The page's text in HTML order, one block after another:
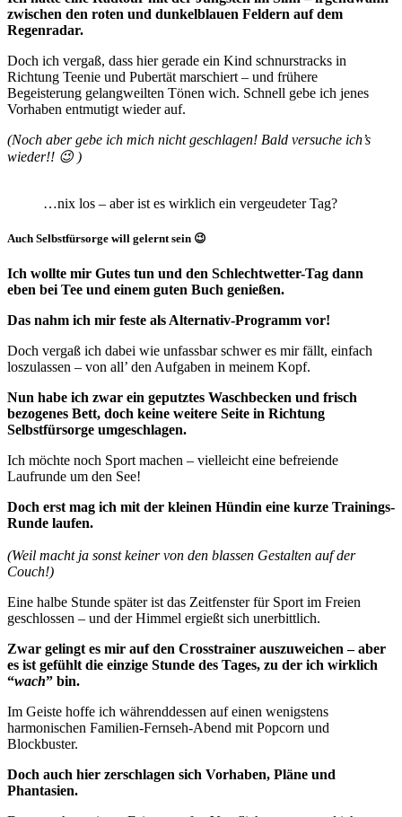
zwischen den roten und dunkelblauen Feldern auf dem
Regenradar.
Doch ich vergaß, dass hier gerade ein Kind schnurstracks in
Richtung Teenie und Pubertät marschiert – und frühere
Begeisterung gelangweilten Tönen wich. Schnell gebe ich jenes
Vorhaben entmutigt wieder auf.
(Noch aber gebe ich mich nicht geschlagen! Bald versuche ich’s
wieder!! 😉 )
…nix los – aber ist es wirklich ein vergeudeter Tag?
Auch Selbstfürsorge will gelernt sein 😉
Ich wollte mir Gutes tun und den Schlechtwetter-Tag dann
eben bei Tee und einem guten Buch genießen.
Das nahm ich mir feste als Alternativ-Programm vor!
Doch vergaß ich dabei wie unfassbar schwer es mir fällt, einfach
loszulassen – von all’ den Aufgaben in meinem Kopf.
Nun habe ich zwar ein geputztes Waschbecken und frisch
bezogenes Bett, doch keine weitere Seite in Richtung
Selbstfürsorge umgeschlagen.
Ich möchte noch Sport machen – vielleicht eine befreiende
Laufrunde um den See!
Doch erst mag ich mit der kleinen Hündin eine kurze Trainings-
Runde laufen.
(Weil macht ja sonst keiner von den blassen Gestalten auf der
Couch!)
Eine halbe Stunde später ist das Zeitfenster für Sport im Freien
geschlossen – und der Himmel ergießt sich unerbittlich.
Zwar gelingt es mir auf den Crosstrainer auszuweichen – aber
es ist gefühlt die einzige Stunde des Tages, zu der ich wirklich
“wach” bin.
Im Geiste hoffe ich währenddessen auf einen wenigstens
harmonischen Familien-Fernseh-Abend mit Popcorn und
Blockbuster.
Doch auch hier zerschlagen sich Vorhaben, Pläne und
Phantasien.